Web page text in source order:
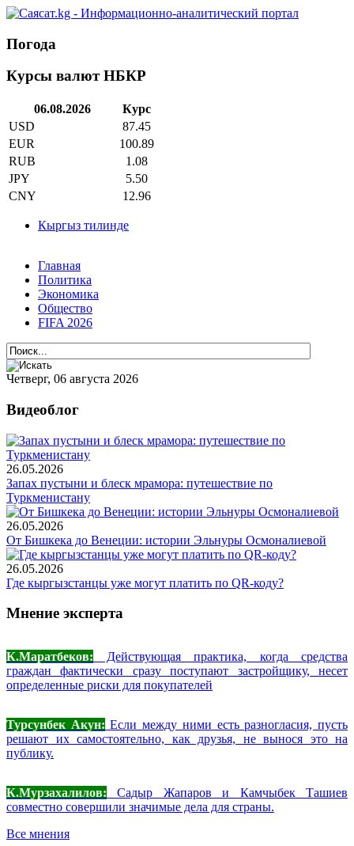
Погода
Курсы валют НБКР
06.08.2026
Курс
USD
87.45
EUR
100.89
RUB
1.08
JPY
5.50
CNY
12.96
Кыргыз тилинде
Главная
Политика
Экономика
Общество
FIFA 2026
Четверг, 06 августа 2026
Видеоблог
26.05.2026
Запах пустыни и блеск мрамора: путешествие по
Туркменистану
26.05.2026
От Бишкека до Венеции: истории Эльнуры Осмоналиевой
26.05.2026
Где кыргызстанцы уже могут платить по QR-коду?
Мнение эксперта
К.Маратбеков: Действующая практика, когда средства
граждан фактически сразу поступают застройщику, несет
определенные риски для покупателей
Турсунбек Акун: Если между ними есть разногласия, пусть
решают их самостоятельно, как друзья, не вынося это на
публику.
К.Мурзахалилов: Садыр Жапаров и Камчыбек Ташиев
совместно совершили значимые дела для страны.
Все мнения